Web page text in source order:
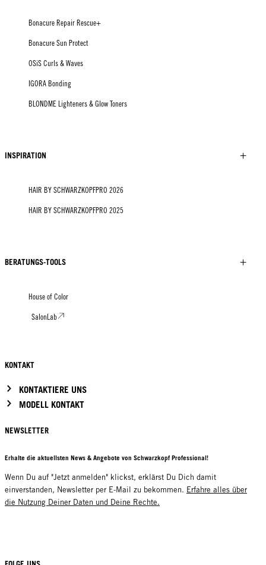
Bonacure Repair Rescue+
Bonacure Sun Protect
OSiS Curls & Waves
IGORA Bonding
BLONDME Lighteners & Glow Toners
INSPIRATION
HAIR BY SCHWARZKOPFPRO 2026
HAIR BY SCHWARZKOPFPRO 2025
BERATUNGS-TOOLS
House of Color
SalonLab
KONTAKT
KONTAKTIERE UNS
MODELL KONTAKT
NEWSLETTER
Erhalte die aktuellsten News & Angebote von Schwarzkopf Professional!
Wenn Du auf "Jetzt anmelden" klickst, erklärst Du Dich damit
einverstanden, Newsletter per E-Mail zu bekommen. Erfahre alles über
die Nutzung Deiner Daten und Deine Rechte.